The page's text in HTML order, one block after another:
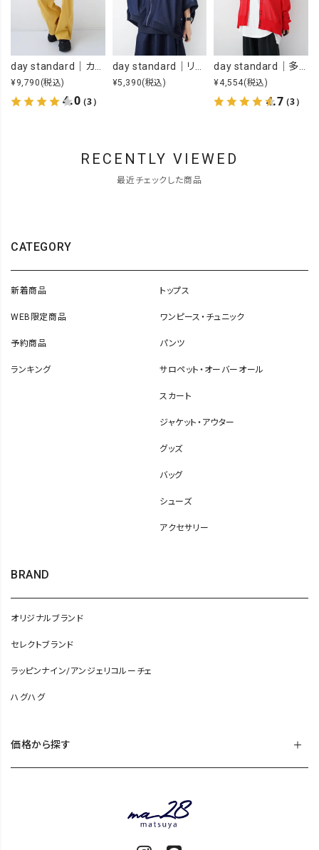
¥9,790 (税込)
4.0（3）
¥5,390(税込) ¥4,554(税込)
4.7（3）
RECENTLY VIEWED
最近チェックした商品
CATEGORY
新着商品
WEB限定商品
予約商品
ランキング
トップス
ワンピース・チュニック
パンツ
サロペット・オーバーオール
スカート
ジャケット・アウター
グッズ
バッグ
シューズ
アクセサリー
BRAND
オリジナルブランド
セレクトブランド
ラッピンナイン/アンジェリコルーチェ
ハグハグ
価格から探す